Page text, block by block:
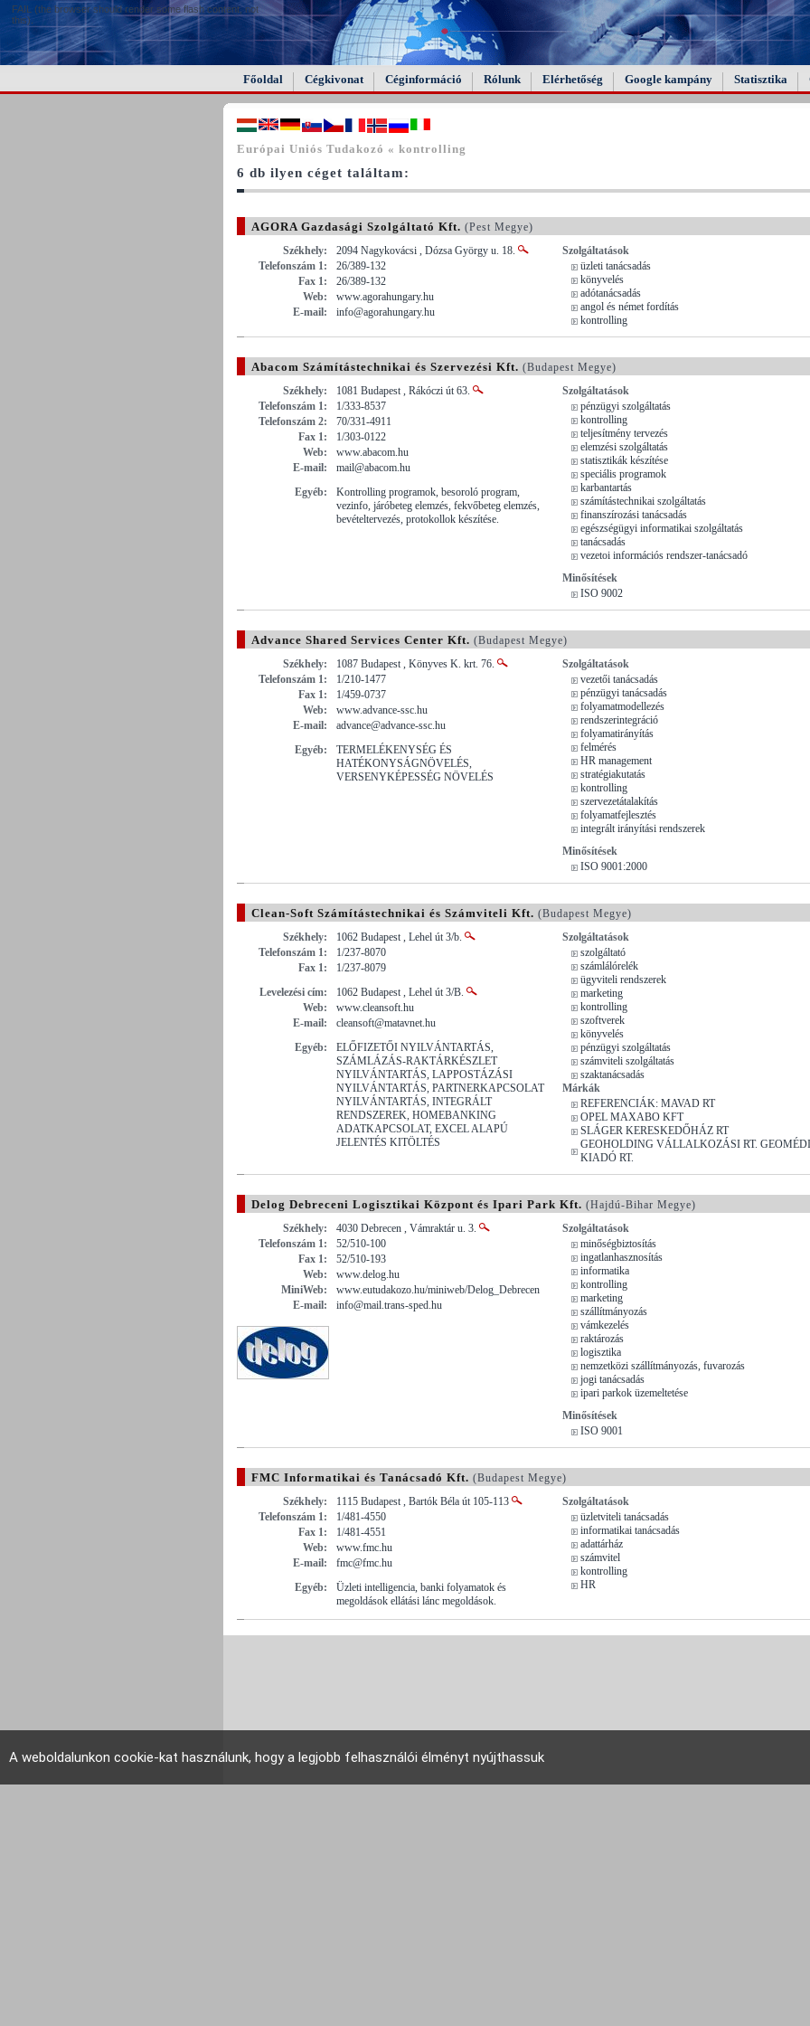
FAIL (the browser should render some flash content, not
this).
Főoldal Cégkivonat Céginformáció Rólunk Elérhetőség Google kampány Statisztika
Európai Uniós Tudakozó « kontrolling
6 db ilyen céget találtam:
AGORA Gazdasági Szolgáltató Kft. (Pest Megye)
Székhely:
2094 Nagykovácsi , Dózsa György u. 18.
Telefonszám 1:
26/389-132
Fax 1:
26/389-132
Web:
www.agorahungary.hu
E-mail:
info@agorahungary.hu
Szolgáltatások
üzleti tanácsadás
könyvelés
adótanácsadás
angol és német fordítás
kontrolling
Abacom Számítástechnikai és Szervezési Kft. (Budapest Megye)
Székhely:
1081 Budapest , Rákóczi út 63.
Telefonszám 1:
1/333-8537
Telefonszám 2:
70/331-4911
Fax 1:
1/303-0122
Web:
www.abacom.hu
E-mail:
mail@abacom.hu
Egyéb:
Kontrolling programok, besoroló program,
vezinfo, járóbeteg elemzés, fekvőbeteg elemzés,
bevételtervezés, protokollok készítése.
Szolgáltatások
pénzügyi szolgáltatás
kontrolling
teljesítmény tervezés
elemzési szolgáltatás
statisztikák készítése
speciális programok
karbantartás
számítástechnikai szolgáltatás
finanszírozási tanácsadás
egészségügyi informatikai szolgáltatás
tanácsadás
vezetoi információs rendszer-tanácsadó
Minősítések
ISO 9002
Advance Shared Services Center Kft. (Budapest Megye)
Székhely:
1087 Budapest , Könyves K. krt. 76.
Telefonszám 1:
1/210-1477
Fax 1:
1/459-0737
Web:
www.advance-ssc.hu
E-mail:
advance@advance-ssc.hu
Egyéb:
TERMELÉKENYSÉG ÉS
HATÉKONYSÁGNÖVELÉS,
VERSENYKÉPESSÉG NÖVELÉS
Szolgáltatások
vezetői tanácsadás
pénzügyi tanácsadás
folyamatmodellezés
rendszerintegráció
folyamatirányítás
felmérés
HR management
stratégiakutatás
kontrolling
szervezetátalakítás
folyamatfejlesztés
integrált irányítási rendszerek
Minősítések
ISO 9001:2000
Clean-Soft Számítástechnikai és Számviteli Kft. (Budapest Megye)
Székhely:
1062 Budapest , Lehel út 3/b.
Telefonszám 1:
1/237-8070
Fax 1:
1/237-8079
Levelezési cím:
1062 Budapest , Lehel út 3/B.
Web:
www.cleansoft.hu
E-mail:
cleansoft@matavnet.hu
Egyéb:
ELŐFIZETŐI NYILVÁNTARTÁS,
SZÁMLÁZÁS-RAKTÁRKÉSZLET
NYILVÁNTARTÁS, LAPPOSTÁZÁSI
NYILVÁNTARTÁS, PARTNERKAPCSOLAT
NYILVÁNTARTÁS, INTEGRÁLT
RENDSZEREK, HOMEBANKING
ADATKAPCSOLAT, EXCEL ALAPÚ
JELENTÉS KITÖLTÉS
Szolgáltatások
szolgáltató
számlálórelék
ügyviteli rendszerek
marketing
kontrolling
szoftverek
könyvelés
pénzügyi szolgáltatás
számviteli szolgáltatás
szaktanácsadás
Márkák
REFERENCIÁK: MAVAD RT
OPEL MAXABO KFT
SLÁGER KERESKEDŐHÁZ RT
GEOHOLDING VÁLLALKOZÁSI RT.
KIADÓ RT.
Delog Debreceni Logisztikai Központ és Ipari Park Kft. (Hajdú-Bihar Megye)
Székhely:
4030 Debrecen , Vámraktár u. 3.
Telefonszám 1:
52/510-100
Fax 1:
52/510-193
Web:
www.delog.hu
MiniWeb:
www.eutudakozo.hu/miniweb/Delog_Debrecen
E-mail:
info@mail.trans-sped.hu
Szolgáltatások
minőségbiztosítás
ingatlanhasznosítás
informatika
kontrolling
marketing
szállítmányozás
vámkezelés
raktározás
logisztika
nemzetközi szállítmányozás, fuvarozás
jogi tanácsadás
ipari parkok üzemeltetése
Minősítések
ISO 9001
FMC Informatikai és Tanácsadó Kft. (Budapest Megye)
Székhely:
1115 Budapest , Bartók Béla út 105-113
Telefonszám 1:
1/481-4550
Fax 1:
1/481-4551
Web:
www.fmc.hu
E-mail:
fmc@fmc.hu
Egyéb:
Üzleti intelligencia, banki folyamatok és
megoldások ellátási lánc megoldások.
Szolgáltatások
üzletviteli tanácsadás
informatikai tanácsadás
adattárház
számvitel
kontrolling
HR
A weboldalunkon cookie-kat használunk, hogy a legjobb felhasználói élményt nyújthassuk